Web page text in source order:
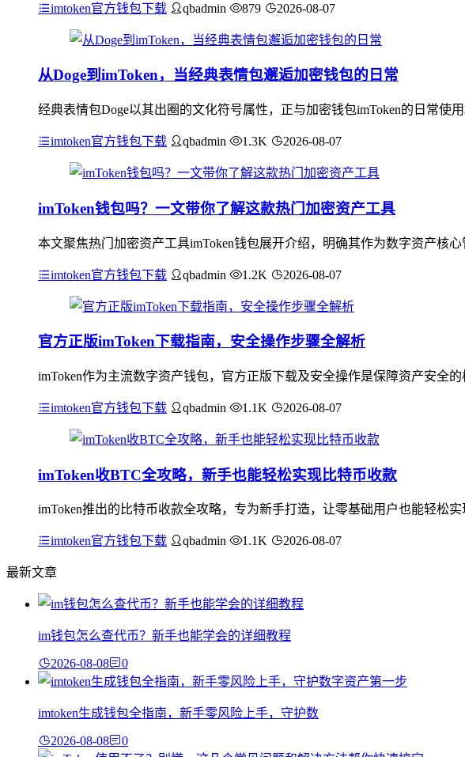
imtoken官方钱包下载 qbadmin 879 2026-08-07
从Doge到imToken，当经典表情包邂逅加密钱包的日常
经典表情包Doge以其出圈的文化符号属性，正与加密钱包imToken的日常
imtoken官方钱包下载 qbadmin 1.3K 2026-08-07
imToken钱包吗？一文带你了解这款热门加密资产工具
本文聚焦热门加密资产工具imToken钱包展开介绍，明确其作为数字资产核
imtoken官方钱包下载 qbadmin 1.2K 2026-08-07
官方正版imToken下载指南，安全操作步骤全解析
imToken作为主流数字资产钱包，官方正版下载及安全操作是保障资产安全
imtoken官方钱包下载 qbadmin 1.1K 2026-08-07
imToken收BTC全攻略，新手也能轻松实现比特币收款
imToken推出的比特币收款全攻略，专为新手打造，让零基础用户也能轻松
imtoken官方钱包下载 qbadmin 1.1K 2026-08-07
最新文章
im钱包怎么查代币？新手也能学会的详细教程
2026-08-08 0
imtoken生成钱包全指南，新手零风险上手，守护数
2026-08-08 0